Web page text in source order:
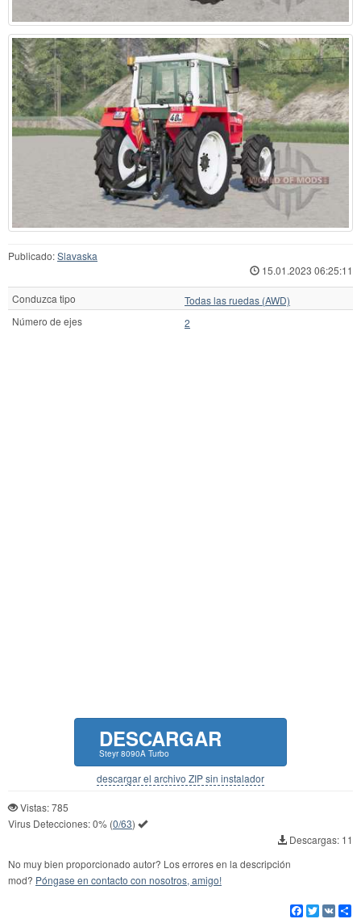
Publicado:Slavaska
15.01.2023 06:25:11
Conduzca tipo
Todas las ruedas (AWD)
Número de ejes
2
DESCARGAR
Steyr 8090A Turbo
descargar el archivo ZIP sin instalador
Vistas: 785
Virus Detecciones:0% (0/63)
Descargas: 11
No muy bien proporcionado autor? Los errores en la descripción
mod? Póngase en contacto con nosotros, amigo!
Facebook
Twitter
VK